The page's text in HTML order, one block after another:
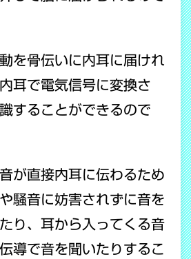
を骨伝いに内耳に届けれ
耳で電気信号に変換さ
することができるので
が直接内耳に伝わるため
騒音に妨害されずに音を
り、耳から入ってくる音
導で音を聞いたりするこ